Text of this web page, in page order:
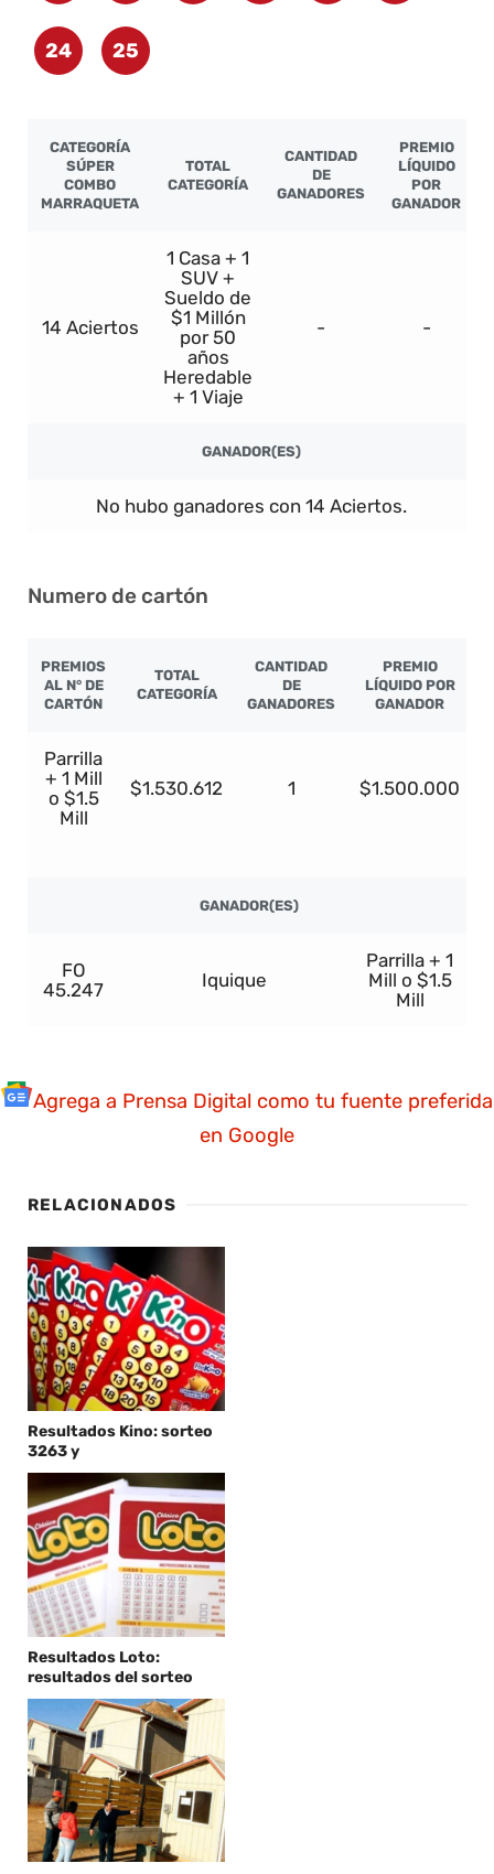
24 25
CATEGORÍA
SÚPER
COMBO
MARRAQUETA
TOTAL
CATEGORÍA
CANTIDAD
DE
GANADORES
PREMIO
LÍQUIDO
POR
GANADOR
14 Aciertos
1 Casa + 1
SUV +
Sueldo de
$1 Millón
por 50
años
Heredable
+ 1 Viaje
- -
GANADOR(ES)
No hubo ganadores con 14 Aciertos.
Numero de cartón
PREMIOS
AL N° DE
CARTÓN
TOTAL
CATEGORÍA
CANTIDAD
DE
GANADORES
PREMIO
LÍQUIDO POR
GANADOR
Parrilla
+ 1 Mill
o $1.5
Mill
$1.530.612 1 $1.500.000
GANADOR(ES)
FO
45.247
Iquique
Parrilla + 1
Mill o $1.5
Mill
Agrega a Prensa Digital como tu fuente preferida
en Google
RELACIONADOS
Resultados Kino: sorteo
3263 y
Resultados Loto:
resultados del sorteo